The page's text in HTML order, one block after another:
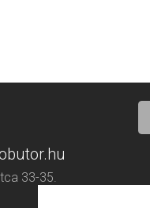
33-35.